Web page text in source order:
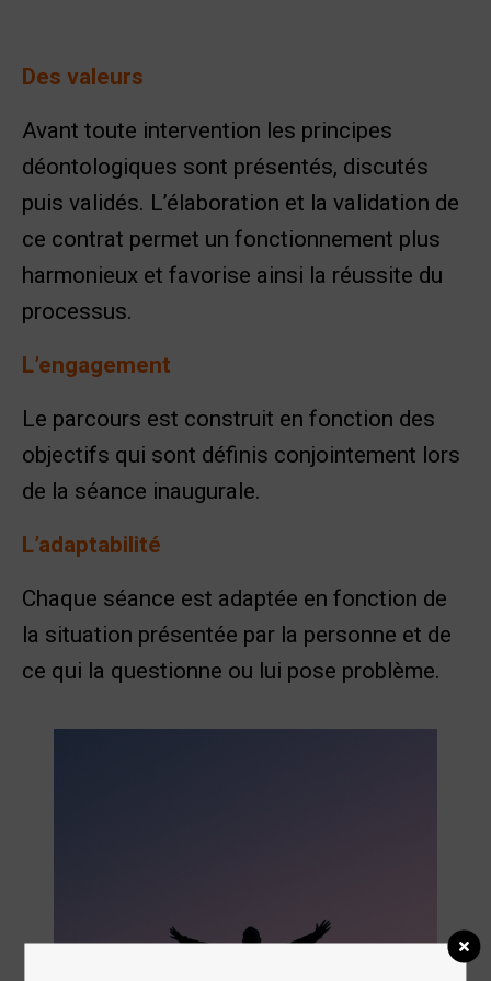
Des valeurs
Avant toute intervention les principes
déontologiques sont présentés, discutés
puis validés. L’élaboration et la validation de
ce contrat permet un fonctionnement plus
harmonieux et favorise ainsi la réussite du
processus.
L’engagement
Le parcours est construit en fonction des
objectifs qui sont définis conjointement lors
de la séance inaugurale.
L’adaptabilité
Chaque séance est adaptée en fonction de
la situation présentée par la personne et de
ce qui la questionne ou lui pose problème.